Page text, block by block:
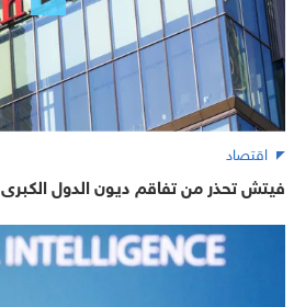
اقتصاد
فيتش تحذر من تفاقم ديون الدول الكبرى